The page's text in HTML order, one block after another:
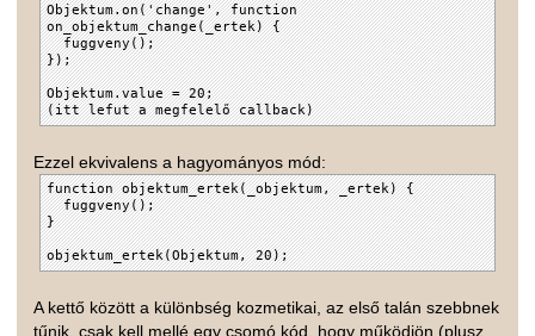
Objektum.on('change', function
on_objektum_change(_ertek) {
fuggveny();
});
Objektum.value = 20;
(itt lefut a megfelelő callback)
Ezzel ekvivalens a hagyományos mód:
function objektum_ertek(_objektum, _ertek) {
fuggveny();
}
objektum_ertek(Objektum, 20);
A kettő között a különbség kozmetikai, az első talán szebbnek
tűnik, csak kell mellé egy csomó kód, hogy működjön (plusz